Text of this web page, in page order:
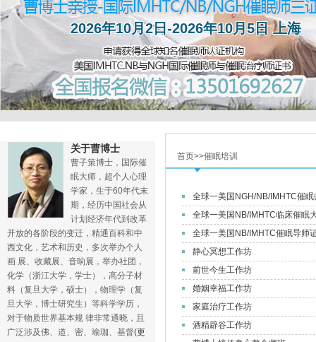
2026年10月2日-2026年10月5日 上海
关于曹博士
曹子策博士，国际催
眠大师，超个人心理
学家，生于60年代末
期，经历中国社会从
计划经济年代到改革
开放的各阶段的变迁，精通百科和中
西文化，艺术和历史，多次举办个人
画 展、收藏展、音响展，举办社团，
化学（浙江大学，学士），高分子材
料（复旦大学，硕士），物理学（复
旦大学，博士研究生）等科学学历，
对于物质世界基本规 律非常通晓，且
广泛涉及佛、道、密、瑜珈、基督(更
首页>>催眠培训
全球一美国NGH/NB/IMHTC催
全球一美国NB/IMHTC临床催眠
全球一美国NB/IMHTC催眠导师
静心冥想工作坊
前世今生工作坊
婚姻幸福工作坊
家庭治疗工作坊
酒精辟谷工作坊